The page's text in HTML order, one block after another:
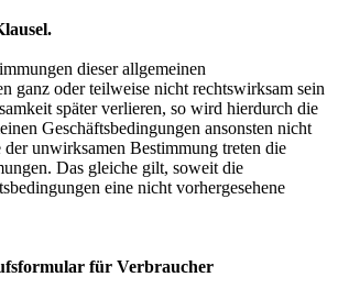
dieser allgemeinen
ganz oder teilweise nicht rechtswirksam sein
später verlieren, so wird hierdurch die
Geschäftsbedingungen ansonsten nicht
unwirksamen Bestimmung treten die
Das gleiche gilt, soweit die
eine nicht vorhergesehene
für Verbraucher